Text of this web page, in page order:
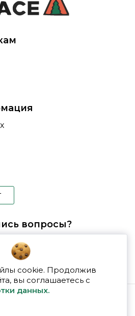
вопросы?
cookie. Продолжив
вы соглашаетесь с
данных.